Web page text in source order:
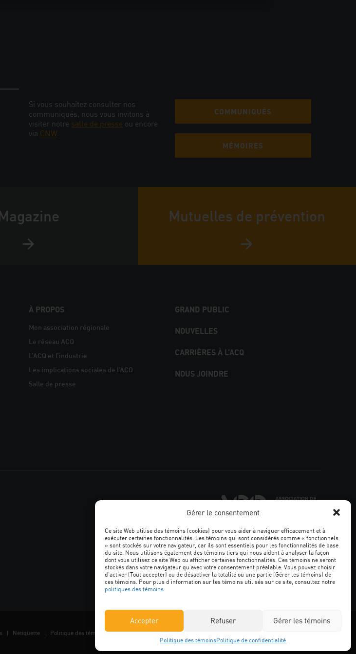
Gérer le consentement
Ce site Web utilise des témoins (cookies) pour vous aider à naviguer efficacement et à
exécuter certaines fonctionnalités. Les témoins qui sont considérés comme « fonctionnels
» sont stockés sur votre navigateur, car ils sont essentiels pour les fonctionnalités de base
du site. Nous utilisons également des témoins tiers qui nous aident à analyser la façon
dont vous utilisez ce site Web ou afficher certaines fonctionnalités. Ces témoins ne seront
stockés dans votre navigateur qu’avec votre consentement préalable. Vous pouvez choisir
d’activer (Tout accepter) ou de désactiver la totalité ou une partie (Gérer les témoins) de
ces témoins. Pour plus d’information sur les témoins utilisés sur ce site, consultez notre
politiques des témoins.
Accepter Refuser Gérer les témoins
Politique des témoinsPolitique de confidentialité
Si vous souhaitez consulter nos
communiqués, nous vous invitons à
visiter notre salle de presse ou encore
via CNW
COMMUNIQUÉS
MÉMOIRES
Mutuelles de prévention
À PROPOS
Mon association régionale
Le réseau ACQ
L’ACQ et l’industrie
Les implications sociales de l’ACQ
Salle de presse
GRAND PUBLIC
NOUVELLES
CARRIÈRES À L’ACQ
NOUS JOINDRE
Association
du
Québec
PROVINCIALE
LES
FacebookLinkedInYouTubeGoogle+
Nétiquette Politique des témoins © Association de la construction du Québec. Tous droits réservés.